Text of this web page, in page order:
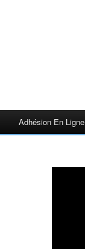
Adhésion En Ligne